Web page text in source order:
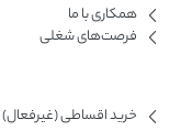
همکاری با ما​
فرصت‌های شغلی
خرید اقساطی (غیرفعال)